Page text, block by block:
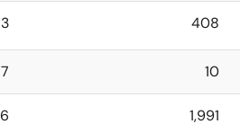
408
7 10
1,991